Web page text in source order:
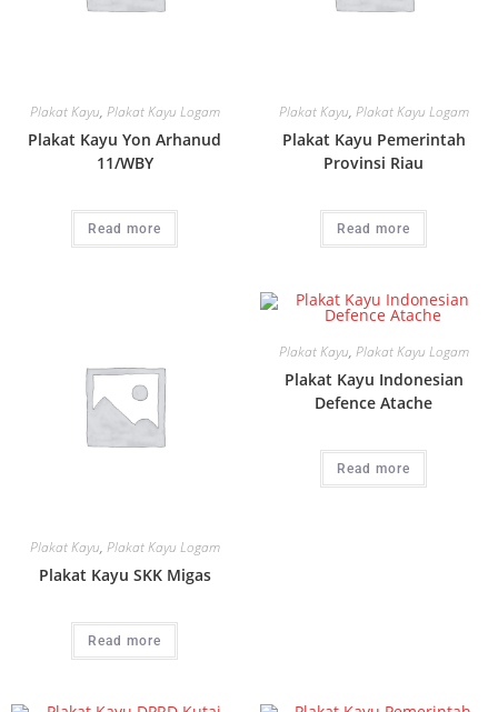
Plakat Kayu, Plakat Kayu Logam
Plakat Kayu Yon Arhanud
11/WBY
Read more
Plakat Kayu, Plakat Kayu Logam
Plakat Kayu Pemerintah
Provinsi Riau
Read more
Plakat Kayu, Plakat Kayu Logam
Plakat Kayu SKK Migas
Read more
Plakat Kayu, Plakat Kayu Logam
Plakat Kayu Indonesian
Defence Atache
Read more